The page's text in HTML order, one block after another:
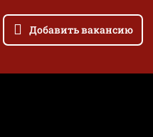
Добавить вакансию